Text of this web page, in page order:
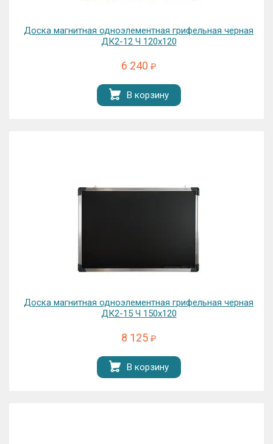
Доска магнитная одноэлементная грифельная черная
ДК2-12 Ч 120х120
6 240 ₽
В корзину
Доска магнитная одноэлементная грифельная черная
ДК2-15 Ч 150х120
8 125 ₽
В корзину